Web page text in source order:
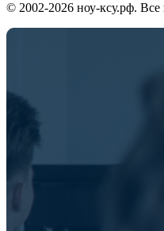
© 2002-2026 ноу-ксу.рф.